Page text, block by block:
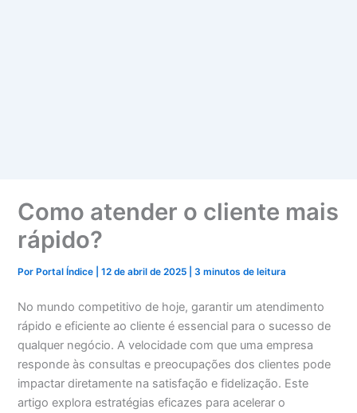
Como atender o cliente mais
rápido?
PorPortal Índice |12 de abril de 2025 |3 minutos de leitura
No mundo competitivo de hoje, garantir um atendimento
rápido e eficiente ao cliente é essencial para o sucesso de
qualquer negócio. A velocidade com que uma empresa
responde às consultas e preocupações dos clientes pode
impactar diretamente na satisfação e fidelização. Este
artigo explora estratégias eficazes para acelerar o